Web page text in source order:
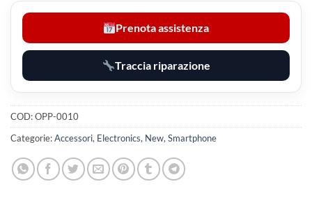
Prenota assistenza
Traccia riparazione
COD:OPP-0010
Categorie:Accessori, Electronics, New, Smartphone